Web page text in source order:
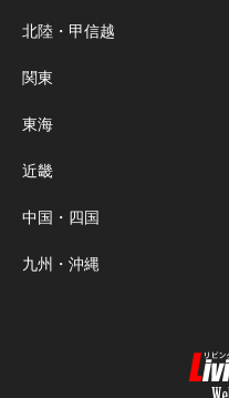
北陸・甲信越
関東
東海
近畿
中国・四国
九州・沖縄